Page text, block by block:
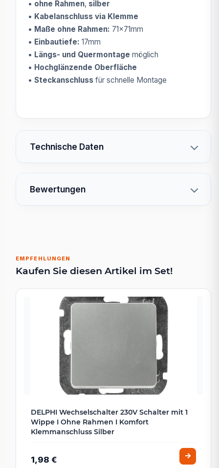
• ohne Rahmen, silber
• Kabelanschluss via Klemme
• Maße ohne Rahmen: 71x71mm
• Einbautiefe: 17mm
• Längs- und Quermontage möglich
• Hochglänzende Oberfläche
• Steckanschluss für schnelle Montage
Technische Daten
Bewertungen
EMPFEHLUNGEN
Kaufen Sie diesen Artikel im Set!
DELPHI Wechselschalter 230V Schalter mit 1
Wippe I Ohne Rahmen I Komfort
Klemmanschluss Silber
1,98 €